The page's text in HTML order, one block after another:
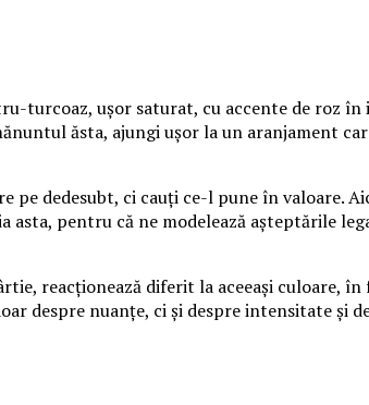
turcoaz, ușor saturat, cu accente de roz
ăsta, ajungi ușor la un aranjament
dedesubt, ci cauți ce-l pune în valoare.
pentru că ne modelează așteptările
reacționează diferit la aceeași culoare,
despre nuanțe, ci și despre intensitate și